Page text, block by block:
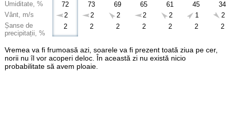
Umiditate, %
Vânt, m/s
Șanse de
precipitații, %
72
2
2
73
2
2
69
2
2
65
2
2
61
2
2
45
1
2
34
2
2
Vremea va fi frumoasă azi, soarele va fi prezent toată ziua pe cer,
norii nu îl vor acoperi deloc. În această zi nu există nicio
probabilitate să avem ploaie.